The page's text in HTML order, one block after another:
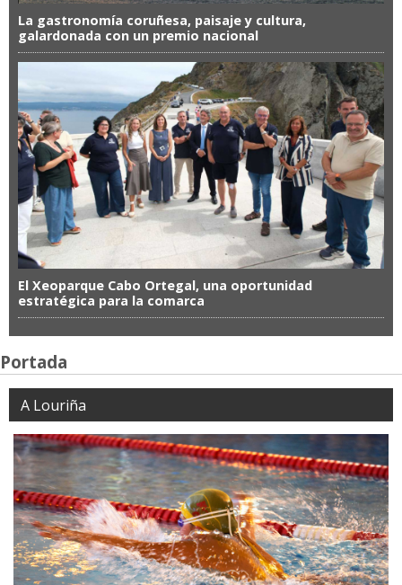
La gastronomía coruñesa, paisaje y cultura,
galardonada con un premio nacional
El Xeoparque Cabo Ortegal, una oportunidad
estratégica para la comarca
Portada
A Louriña